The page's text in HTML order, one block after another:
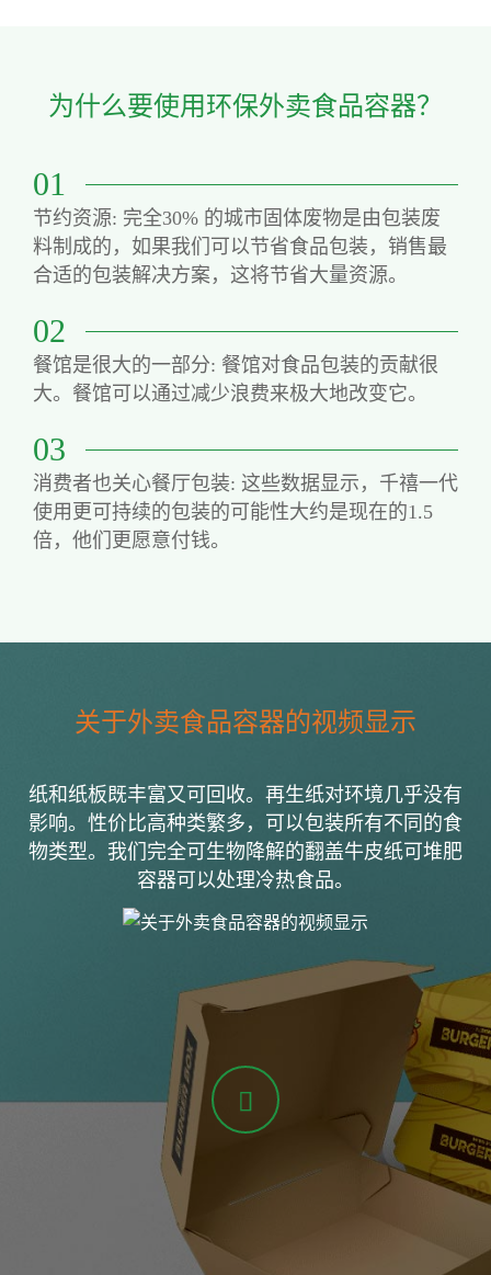
为什么要使用环保外卖食品容器？
01
节约资源: 完全30% 的城市固体废物是由包装废
料制成的，如果我们可以节省食品包装，销售最
合适的包装解决方案，这将节省大量资源。
02
餐馆是很大的一部分: 餐馆对食品包装的贡献很
大。餐馆可以通过减少浪费来极大地改变它。
03
消费者也关心餐厅包装: 这些数据显示，千禧一代
使用更可持续的包装的可能性大约是现在的1.5
倍，他们更愿意付钱。
关于外卖食品容器的视频显示
纸和纸板既丰富又可回收。再生纸对环境几乎没有
影响。性价比高种类繁多，可以包装所有不同的食
物类型。我们完全可生物降解的翻盖牛皮纸可堆肥
容器可以处理冷热食品。
